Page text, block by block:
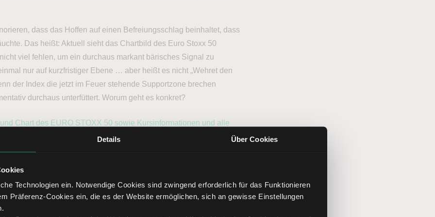
Details Über Cookies
Technologien ein. Notwendige Cookies sind zwingend erforderlich für das Funktionieren
Präferenz-Cookies ein, die es der Website ermöglichen, sich an gewisse Einstellungen
dass das Hoffen auf einen Befreiungsschlag beinhaltet, dass
Das heißt: Aktuell sieht das Chartbild des Euro Stoxx 50
viel fehlen, um ein durchaus markant bärisches Signal zu
nur auf kurzfristiger Ebene … aber heißt es nicht „Wehret den
der Index die jetzt im Feuer stehende Supportzone brechen
durchaus unterfüttert. Worum geht es konkret?
Chart des EURO STOXX 50 sowie Kursinformationen und alle
Sie hier.
zwischen grob 6.200 und 6.300 Punkten seitwärts. Dabei fällt auf,
jeweils an der dort verlaufenden 20-Tage-Linie gestoppt wird. Das
Trader einen Ausbruch nach oben – bislang erfolgreich –